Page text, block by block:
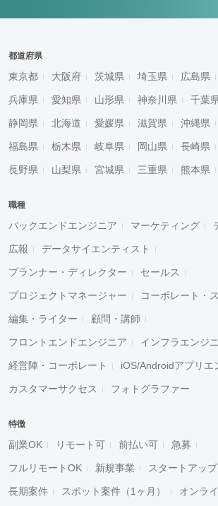
都道府県
東京都 大阪府 茨城県 埼玉県 広島県
兵庫県 愛知県 山形県 神奈川県 千葉
静岡県 北海道 愛媛県 滋賀県 沖縄県
福島県 栃木県 岐阜県 岡山県 長崎県
長野県 山梨県 宮城県 三重県 熊本県
職種
バックエンドエンジニア マーケティング
広報 データサイエンティスト
プランナー・ディレクター セールス
プロジェクトマネージャー コーポレート・
編集・ライター 顧問・講師
フロントエンドエンジニア インフラエンジ
経営陣・コーポレート iOS/Androidアプリエ
カスタマーサクセス フォトグラファー
特徴
副業OK リモート可 前払い可 急募
フルリモートOK 新規事業 スタートアップ
長期案件 スポット案件（1ヶ月） オンラ